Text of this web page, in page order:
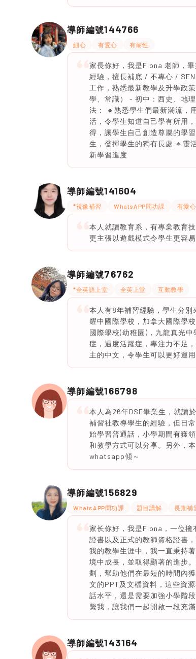
導師編號144766
細心 有愛心 有耐性
家長你好，我是Fiona 老師，
經驗，擅長補底 / 不專心 /
工作，熟悉最新教學及升學政
學、常識） - 初中：西史、地
法： 🔸熟悉學生們最新潮流，
活，令學生知道自己學有所用
得，讓學生自己創造尊屬的學
生，發揮學生的獨有長處 🔸靈
新學習進度
導師編號141604
*視像補習 WhatsAPP問功課 有愛心
本人就讀教育系，有專業教育
更主張以遊戲模式令學生更容
導師編號76762
*全英語上堂 全英上堂 互動教學
本人有8年補習經驗，學生分別
耀中國際學校，加拿大國際學
國際學校(幼稚園)，九龍真光
症，過度活躍症，專注力不足
主的中文，令學生可以更好運
導師編號166798
本人為26年DSE畢業生，就讀
補習社教導學生的經驗，但日
始學習普通話，小學期間有獲
和教學方式可以分享。另外，
whatsapp傾～
導師編號156829
WhatsAPP問功課 題目講解 長期補
家长你好，我是Fiona，一位
證書以及正式的教師資格證書
我的教學生涯中，我一直秉持
境中成長，並取得顯著的進步
劃，幫助他們在最短的時間內
文的PPT及文檔資料，這些資
話水平，還是需要加強小學階
繫我，讓我們一起開啟一段充
導師編號143164